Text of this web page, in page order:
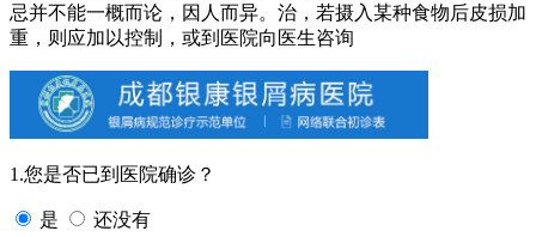
忌并不能一概而论，因人而异。治，若摄入某种食物后皮损加
重，则应加以控制，或到医院向医生咨询
1.您是否已到医院确诊？
是 还没有